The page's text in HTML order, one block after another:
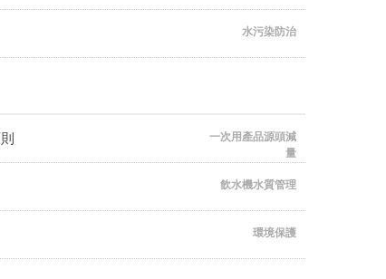
水污染防治
一次用產品源頭減
量
飲水機水質管理
環境保護